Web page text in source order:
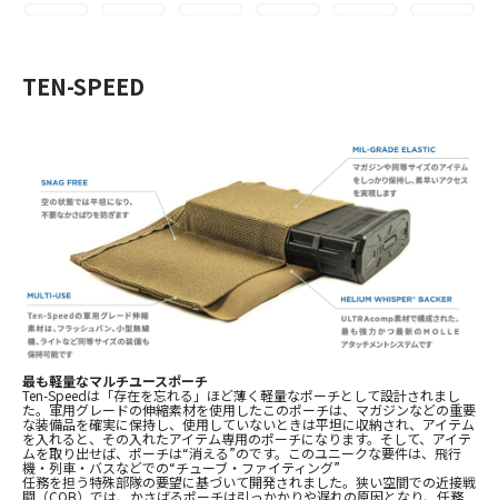
TEN-SPEED
最も軽量なマルチユースポーチ
Ten-Speedは「存在を忘れる」ほど薄く軽量なポーチとして設計されまし
た。軍用グレードの伸縮素材を使用したこのポーチは、マガジンなどの重要
な装備品を確実に保持し、使用していないときは平坦に収納され、アイテム
を入れると、その入れたアイテム専用のポーチになります。そして、アイテ
ムを取り出せば、ポーチは“消える”のです。このユニークな要件は、飛行
機・列車・バスなどでの“チューブ・ファイティング”
任務を担う特殊部隊の要望に基づいて開発されました。狭い空間での近接戦